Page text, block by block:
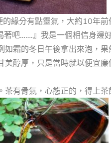
緣分有點靈氣，大約10年
著吧…….』我是一個相信身邊
如霜的冬日午後拿出來泡，
美醇厚，只是當時就以便宜廉
有骨氣，心態正的，得上茶